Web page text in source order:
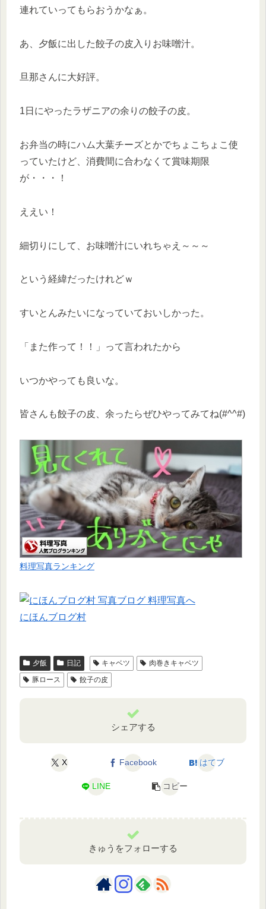
連れていってもらおうかなぁ。
あ、夕飯に出した餃子の皮入りお味噌汁。
旦那さんに大好評。
1日にやったラザニアの余りの餃子の皮。
お弁当の時にハム大葉チーズとかでちょこちょこ使
っていたけど、消費間に合わなくて賞味期限
が・・・！
ええい！
細切りにして、お味噌汁にいれちゃえ～～～
という経緯だったけれどｗ
すいとんみたいになっていておいしかった。
「また作って！！」って言われたから
いつかやっても良いな。
皆さんも餃子の皮、余ったらぜひやってみてね(#^^#)
料理写真ランキング
にほんブログ村
夕飯 日記 キャベツ
肉巻きキャベツ
豚ロース
餃子の皮
シェアする
X Facebook はてブ
LINE コピー
きゅうをフォローする